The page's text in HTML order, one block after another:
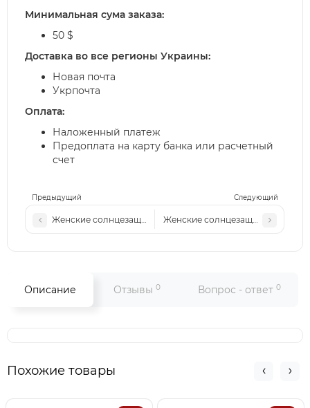
Предыдущий Следующий
Женские солнцезащитные очки M516 c3Женские солнцезащитные очки
Минимальная сума заказа:
50 $
Доставка во все регионы Украины:
Новая почта
Укрпочта
Оплата:
Наложенный платеж
Предоплата на карту банка или расчетный
счет
Описание Отзывы 0 Вопрос - ответ 0
Похожие товары